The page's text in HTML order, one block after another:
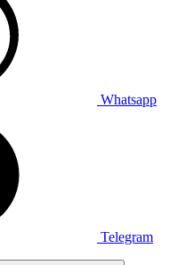
Whatsapp
Telegram